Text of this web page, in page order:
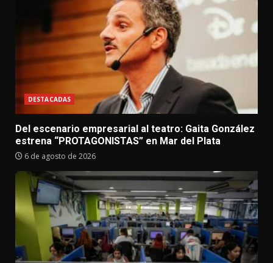
DESTACADAS
Del escenario empresarial al teatro: Gaita González
estrena “PROTAGONISTAS” en Mar del Plata
6 de agosto de 2026